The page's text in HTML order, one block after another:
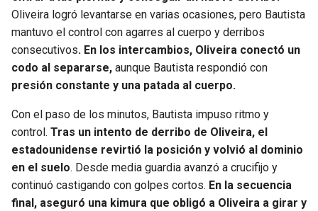
Oliveira logró levantarse en varias ocasiones, pero Bautista
mantuvo el control con agarres al cuerpo y derribos
consecutivos. En los intercambios, Oliveira conectó un
codo al separarse, aunque Bautista respondió con
presión constante y una patada al cuerpo.
Con el paso de los minutos, Bautista impuso ritmo y
control. Tras un intento de derribo de Oliveira, el
estadounidense revirtió la posición y volvió al dominio
en el suelo. Desde media guardia avanzó a crucifijo y
continuó castigando con golpes cortos. En la secuencia
final, aseguró una kimura que obligó a Oliveira a girar y